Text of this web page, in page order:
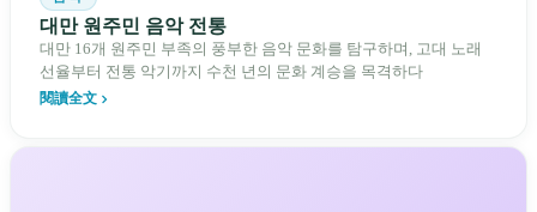
대만 원주민 음악 전통
대만 16개 원주민 부족의 풍부한 음악 문화를 탐구하며, 고대 노래
선율부터 전통 악기까지 수천 년의 문화 계승을 목격하다
閱讀全文